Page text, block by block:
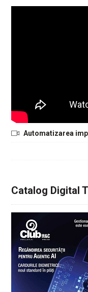
Automatizarea
Catalog Digital